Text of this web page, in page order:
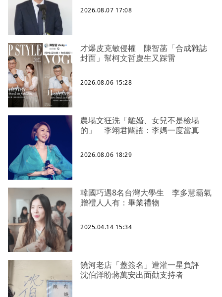
2026.08.07 17:08
才爆皮克敏侵權 陳智菡「合成雜誌
封面」幫柯文哲慶生又踩雷
2026.08.06 15:28
農場文狂洗「離婚、女兒不是檢場
的」 李翊君闢謠：李媽一度當真
2026.08.06 18:29
韓國巧遇8名台灣大學生 李多慧霸氣
贈禮人人有：畢業禮物
2025.04.14 15:34
饒河老店「蓋簽名」遭灌一星負評
沈伯洋盼蔣萬安出面勸支持者